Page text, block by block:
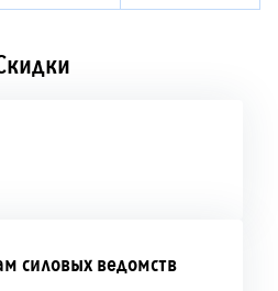
силовых ведомств